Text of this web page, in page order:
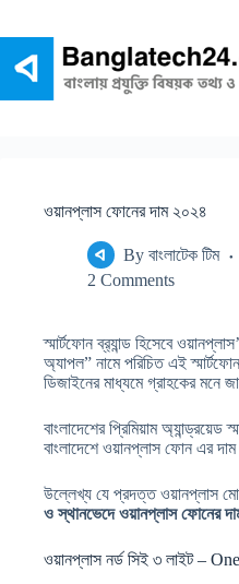
ওয়ানপ্লাস ফোনের দাম ২০২৪
By বাংলাটেক টিম
2 Comments
স্মার্টফোন ব্র‍্যান্ড হিসেবে
অ্যাপল” নামে পরিচিত এই
ডিজাইনের মাধ্যমে গ্রাহকের মনে
বাংলাদেশের প্রিমিয়াম
বাংলাদেশে ওয়ানপ্লাস ফোন এর দাম
উল্লেখ্য যে প্রদত্ত ওয়ানপ্লাস
ও স্থানভেদে ওয়ানপ্লাস ফোনের
ওয়ানপ্লাস নর্ড সিই ৩ লাইট –